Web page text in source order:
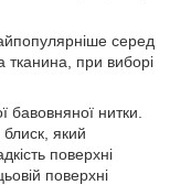
серед
тканина, при виборі
бавовняної нитки.
який
поверхні
поверхні